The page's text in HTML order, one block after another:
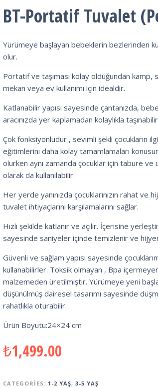
BT-Portatif Tuvalet
Yürümeye başlayan bebeklerin bezlerinden
olur.
Portatif ve taşıması kolay olduğundan kamp,
mekan veya ev kullanımı için idealdir.
Katlanabilir yapısı sayesinde çantanızda,
aracınızda yer kaplamadan kolaylıkla
Çok fonksiyonludur , sevimli şekli çocukların
eğitimlerini daha kolay tamamlamaları
olurken aynı zamanda çocuklar için tabure ve
olarak da kullanılabilir.
Her yerde yanınızda çocuklarınızın rahat ve
tuvalet ihtiyaçlarını karşılamalarını sağlar.
Hızlı şekilde katlanır ve açılır. İçerisine
sayesinde saniyeler içinde temizlenir ve
Güvenli ve sağlam yapısı sayesinde
kullanabilirler. Toksik olmayan , Bpa
malzemeden üretilmiştir. Yürümeye yeni
düşünülmüş dairesel tasarımı sayesinde
rahatlıkla oturabilir.
Ürün Boyutu:24×24 cm
₺1,499.00
CATEGORIES: 1-2 YAŞ, 3-5 YAŞ